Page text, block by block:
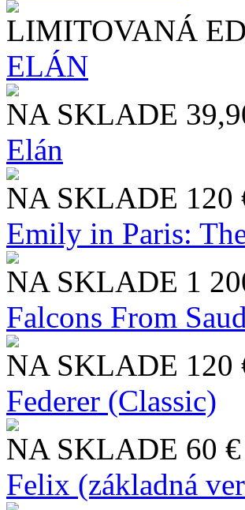
LIMITOVANÁ
ELÁN
NA SKLADE
Elán
NA SKLADE 120
Emily in Paris:
NA SKLADE 1
Falcons From
NA SKLADE 120
Federer (Classic)
NA SKLADE 60 €
Felix (základná